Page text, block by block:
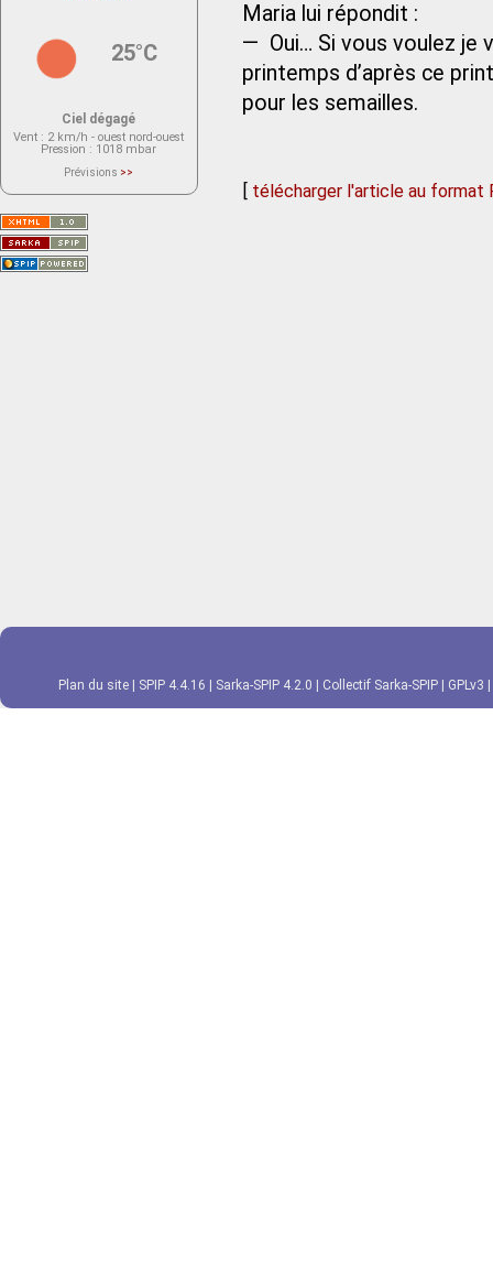
Maria lui répondit :
— Oui… Si vous voulez je
printemps d’après ce
pour les semailles.
[ télécharger l'article au format
25°C
Ciel dégagé
Vent : 2 km/h - ouest nord-ouest
Pression : 1018 mbar
Prévisions >>
actuellement aucune prévision
Saint-Nom.
Veuillez consulter le message du
service ci-dessous.
(401 - Invalid API key. Please see
https://openweathermap.org/faq#error401
Plan du site SPIP 4.4.16 Sarka-SPIP 4.2.0 Collectif Sarka-SPIP GPLv3